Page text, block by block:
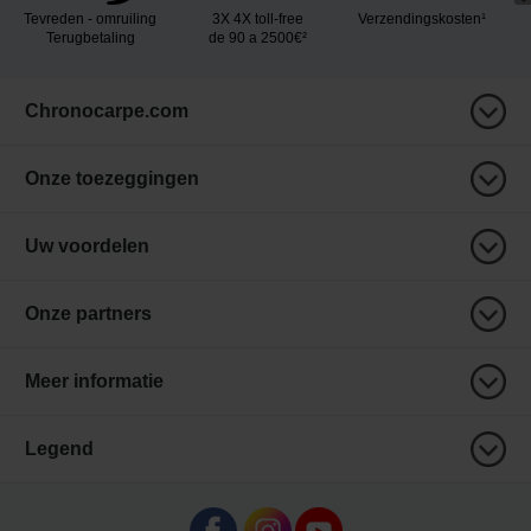
Tevreden - omruiling
Terugbetaling
3X 4X toll-free
de 90 a 2500€²
Verzendingskosten¹
Chronocarpe.com
Onze toezeggingen
Uw voordelen
Onze partners
Meer informatie
Legend